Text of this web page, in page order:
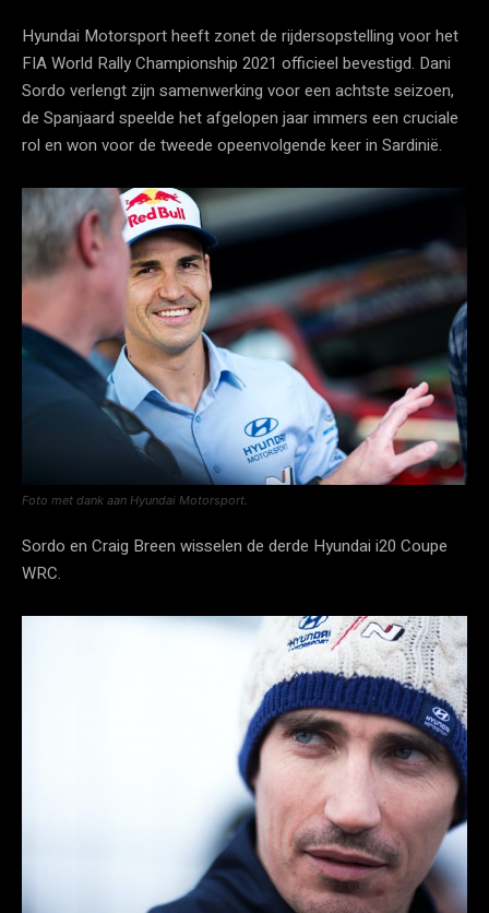
Hyundai Motorsport heeft zonet de rijdersopstelling voor het
FIA World Rally Championship 2021 officieel bevestigd. Dani
Sordo verlengt zijn samenwerking voor een achtste seizoen,
de Spanjaard speelde het afgelopen jaar immers een cruciale
rol en won voor de tweede opeenvolgende keer in Sardinië.
Foto met dank aan Hyundai Motorsport.
Sordo en Craig Breen wisselen de derde Hyundai i20 Coupe
WRC.